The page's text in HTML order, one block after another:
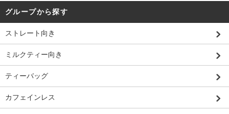
グループから探す
ストレート向き
ミルクティー向き
ティーバッグ
カフェインレス